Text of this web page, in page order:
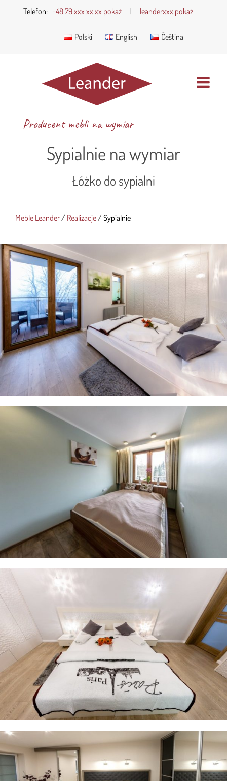
Telefon: +48 79 xxx xx xx pokaż | leanderxxx pokaż
Polski English Čeština
Producent mebli na wymiar
Sypialnie na wymiar
Łóżko do sypialni
Meble Leander/ Realizacje/Sypialnie